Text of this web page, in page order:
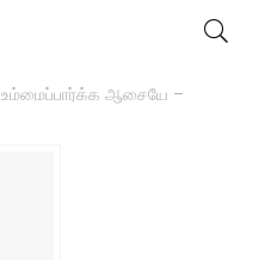
உம்மைப்பார்க்க ஆசையே –